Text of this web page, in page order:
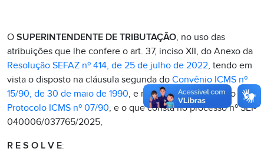
O SUPERINTENDENTE DE TRIBUTAÇÃO, no uso das
atribuições que lhe confere o art. 37, inciso XII, do Anexo da
Resolução SEFAZ nº 414, de 25 de julho de 2022, tendo em
vista o disposto na cláusula segunda do Convênio ICMS nº
15/90, de 30 de maio de 1990, e na cláusula primeira do
Protocolo ICMS nº 07/90, e o que consta no processo nº SEI-
040006/037765/2025,
R E S O L V E: